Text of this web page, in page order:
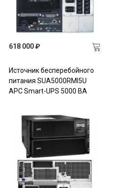
618 000 ₽
Источник бесперебойного
питания SUA5000RMI5U
APC Smart-UPS 5000 ВА